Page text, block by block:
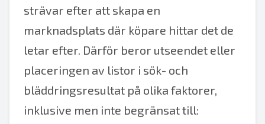
strävar efter att skapa en
marknadsplats där köpare hittar det de
letar efter. Därför beror utseendet eller
placeringen av listor i sök- och
bläddringsresultat på olika faktorer,
inklusive men inte begränsat till: